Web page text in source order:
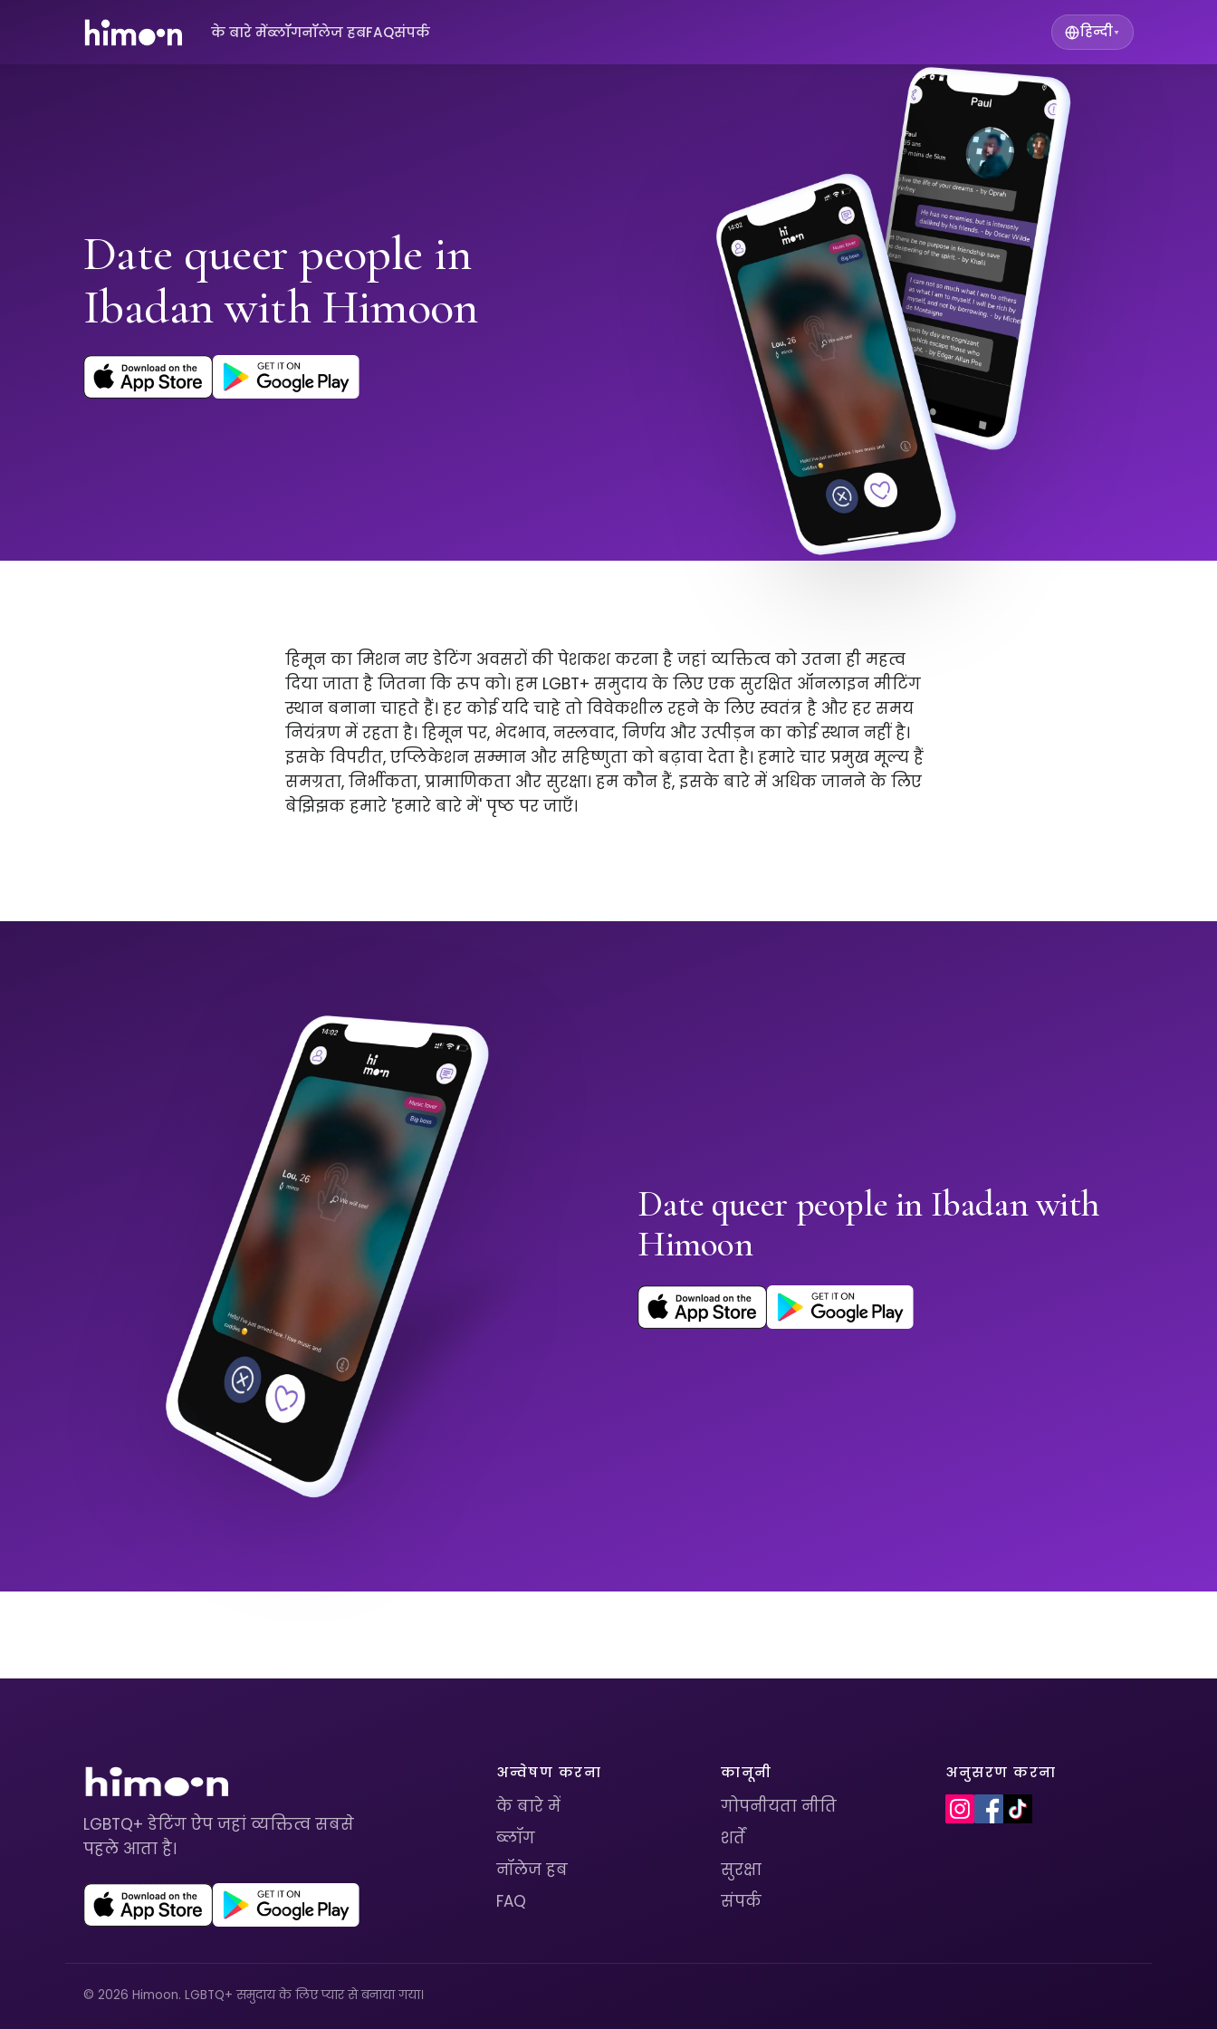
के बारे मेंब्लॉगनॉलेज हबFAQसंपर्क हिन्दी▾
Date queer people in
Ibadan with Himoon
हिमून का मिशन नए डेटिंग अवसरों की पेशकश करना है जहां व्यक्तित्व को उतना ही महत्व
दिया जाता है जितना कि रूप को। हम LGBT+ समुदाय के लिए एक सुरक्षित ऑनलाइन मीटिंग
स्थान बनाना चाहते हैं। हर कोई यदि चाहे तो विवेकशील रहने के लिए स्वतंत्र है और हर समय
नियंत्रण में रहता है। हिमून पर, भेदभाव, नस्लवाद, निर्णय और उत्पीड़न का कोई स्थान नहीं है।
इसके विपरीत, एप्लिकेशन सम्मान और सहिष्णुता को बढ़ावा देता है। हमारे चार प्रमुख मूल्य हैं
समग्रता, निर्भीकता, प्रामाणिकता और सुरक्षा। हम कौन हैं, इसके बारे में अधिक जानने के लिए
बेझिझक हमारे 'हमारे बारे में' पृष्ठ पर जाएँ।
Date queer people in Ibadan with
Himoon
LGBTQ+ डेटिंग ऐप जहां व्यक्तित्व सबसे
पहले आता है।
अन्वेषण करना
के बारे में
ब्लॉग
नॉलेज हब
FAQ
कानूनी
गोपनीयता नीति
शर्तें
सुरक्षा
संपर्क
अनुसरण करना
© 2026 Himoon. LGBTQ+ समुदाय के लिए प्यार से बनाया गया।